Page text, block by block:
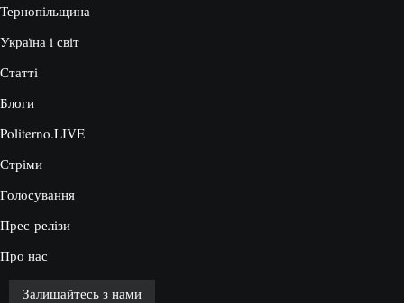
Тернопільщина
Україна і світ
Статті
Блоги
Politerno.LIVE
Стріми
Голосування
Прес-релізи
Про нас
Залишайтесь з нами